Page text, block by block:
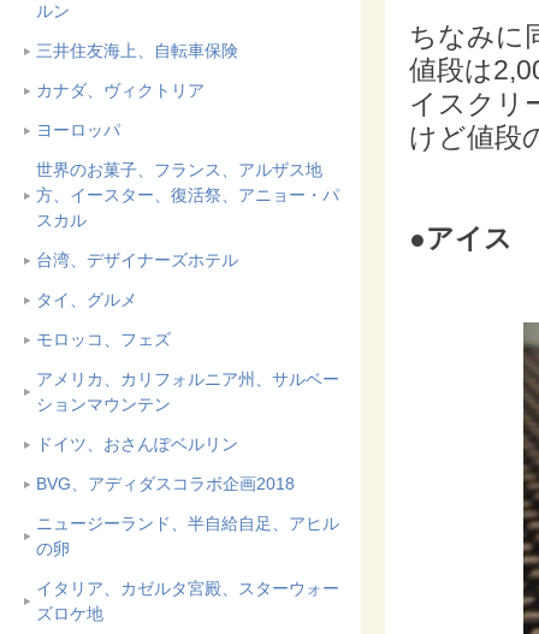
ルン
三井住友海上、自転車保険
カナダ、ヴィクトリア
ヨーロッパ
世界のお菓子、フランス、アルザス地
方、イースター、復活祭、アニョー・パ
スカル
台湾、デザイナーズホテル
タイ、グルメ
モロッコ、フェズ
アメリカ、カリフォルニア州、サルベー
ションマウンテン
ドイツ、おさんぽベルリン
BVG、アディダスコラボ企画2018
ニュージーランド、半自給自足、アヒル
の卵
イタリア、カゼルタ宮殿、スターウォー
ズロケ地
ちなみに
値段は
イスクリ
けど値段
●アイス